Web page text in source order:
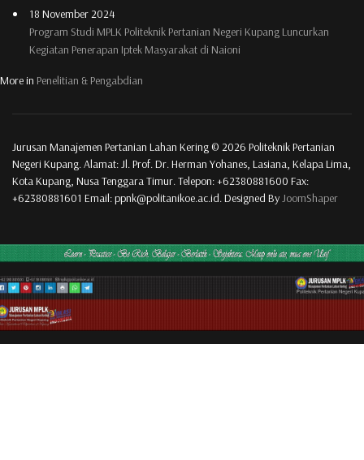
18 November 2024
Program Studi MPLK Politeknik Pertanian Negeri Kupang Luncurkan
Kegiatan Penerapan Iptek Masyarakat di Naioni
More in Penelitian & Pengabdian
Jurusan Manajemen Pertanian Lahan Kering © 2026 Politeknik Pertanian
Negeri Kupang. Alamat: Jl. Prof. Dr. Herman Yohanes, Lasiana, Kelapa Lima,
Kota Kupang, Nusa Tenggara Timur. Telepon: +62380881600 Fax:
+62380881601 Email: ppnk@politanikoe.ac.id. Designed ByJoomShaper